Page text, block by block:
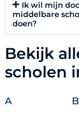
Ik wil mijn
middelbare
doen?
Bekijk
scholen
A B